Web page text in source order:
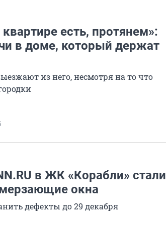
есть, протянем»:
в доме, который держат
из него, несмотря на то что
в ЖК «Корабли» стали
окна
дефекты до 29 декабря